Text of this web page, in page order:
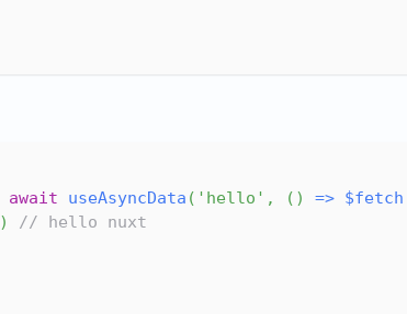
await useAsyncData ( 'hello' , ( ) => $fetch
)
// hello nuxt